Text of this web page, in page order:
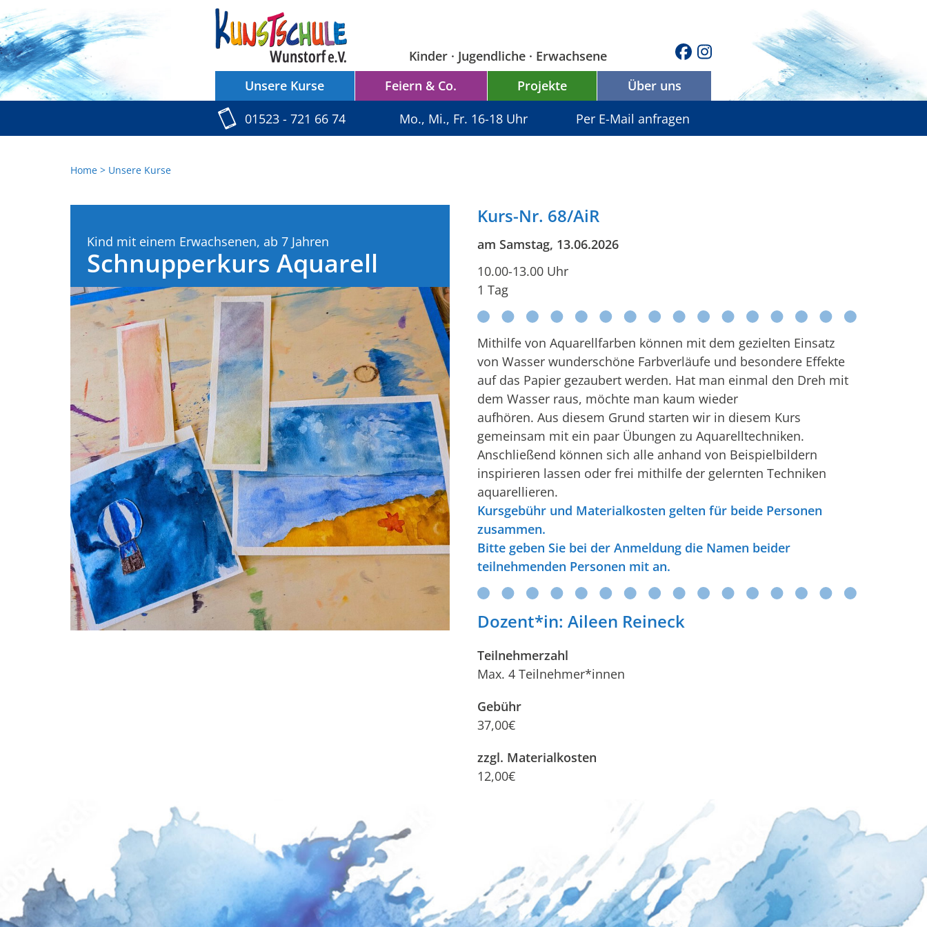
Kinder · Jugendliche · Erwachsene
Unsere Kurse
Feiern & Co. Projekte
Über uns
01523 - 721 66 74
Mo., Mi., Fr. 16-18 Uhr Per E-Mail anfragen
Home Unsere Kurse
Kind mit einem Erwachsenen, Ab 7 Jahren
Schnupperkurs Aquarell
Kurs-Nr. 68/AiR
am Samstag, 13.06.2026
10.00-13.00 Uhr
1 Tag
Mithilfe von Aquarellfarben können mit dem gezielten Einsatz
von Wasser wunderschöne Farbverläufe und besondere Effekte
auf das Papier gezaubert werden. Hat man einmal den Dreh mit
dem Wasser raus, möchte man kaum wieder
aufhören. Aus diesem Grund starten wir in diesem Kurs
gemeinsam mit ein paar Übungen zu Aquarelltechniken.
Anschließend können sich alle anhand von Beispielbildern
inspirieren lassen oder frei mithilfe der gelernten Techniken
aquarellieren.
Kursgebühr und Materialkosten gelten für beide Personen
zusammen.
Bitte geben Sie bei der Anmeldung die Namen beider
teilnehmenden Personen mit an.
Dozent*in: Aileen Reineck
Teilnehmerzahl
Max. 4 Teilnehmer*innen
Gebühr
37,00€
zzgl. Materialkosten
12,00€